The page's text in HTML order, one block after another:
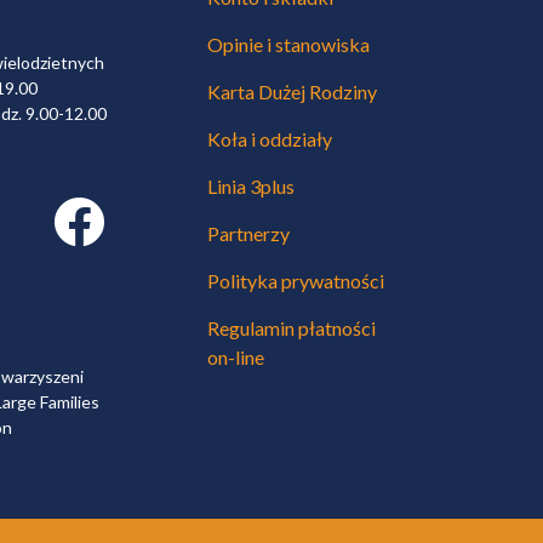
9.00-12.00
Facebook link
Families
Opinie i stanowiska
Karta Dużej Rodziny
Koła i oddziały
Linia 3plus
Partnerzy
Polityka prywatności
Regulamin płatności
on-line